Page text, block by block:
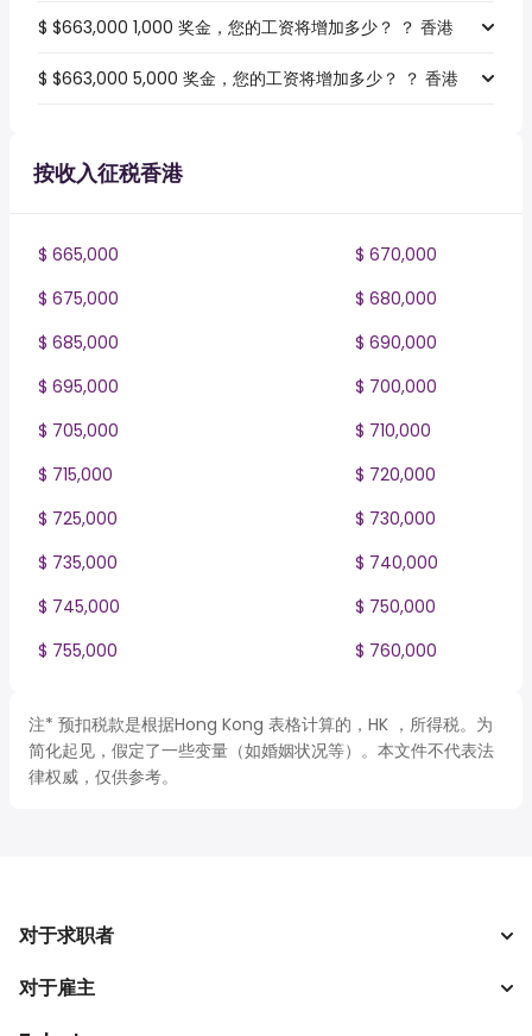
$ $663,000 1,000 奖金，您的工资将增加多少？ ？ 香港
$ $663,000 5,000 奖金，您的工资将增加多少？ ？ 香港
按收入征税香港
$ 665,000
$ 670,000
$ 675,000
$ 680,000
$ 685,000
$ 690,000
$ 695,000
$ 700,000
$ 705,000
$ 710,000
$ 715,000
$ 720,000
$ 725,000
$ 730,000
$ 735,000
$ 740,000
$ 745,000
$ 750,000
$ 755,000
$ 760,000
注* 预扣税款是根据Hong Kong 表格计算的，HK ，所得税。为
简化起见，假定了一些变量（如婚姻状况等）。本文件不代表法
律权威，仅供参考。
对于求职者
搜索工作
对于雇主